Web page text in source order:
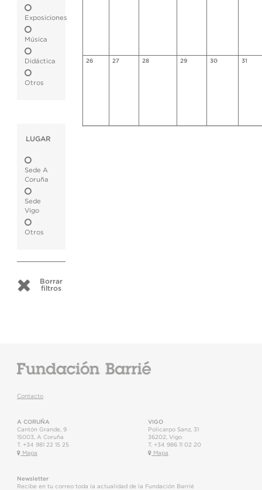
Exposiciones
Música
Didáctica
Otros
LUGAR
Sede A
Coruña
Sede
Vigo
Otros
Borrar
filtros
26 27 28 29 30 31
Contacto
A CORUÑA
Cantón Grande, 9
15003
A Coruña
T. +34 981 22 15 25
Mapa
VIGO
Policarpo Sanz, 31
36202 Vigo
T. +34 986 11 02 20
Mapa
Newsletter
Recibe en tu correo toda la actualidad de la Fundación Barrié